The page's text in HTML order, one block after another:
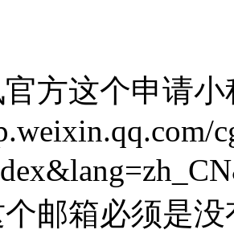
方这个申请
邮箱必须是